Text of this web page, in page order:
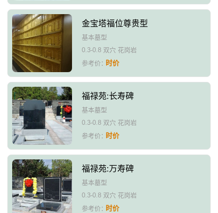
金宝塔福位尊贵型
基本墓型
0.3-0.8 双穴 花岗岩
参考价：时价
福禄苑:长寿碑
基本墓型
0.3-0.8 双穴 花岗岩
参考价：时价
福禄苑:万寿碑
基本墓型
0.3-0.8 双穴 花岗岩
参考价：时价